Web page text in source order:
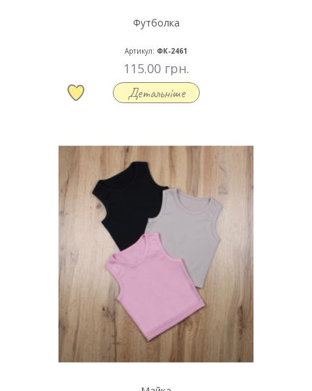
Футболка
Артикул: ФК-2461
115.00 грн.
Детальніше